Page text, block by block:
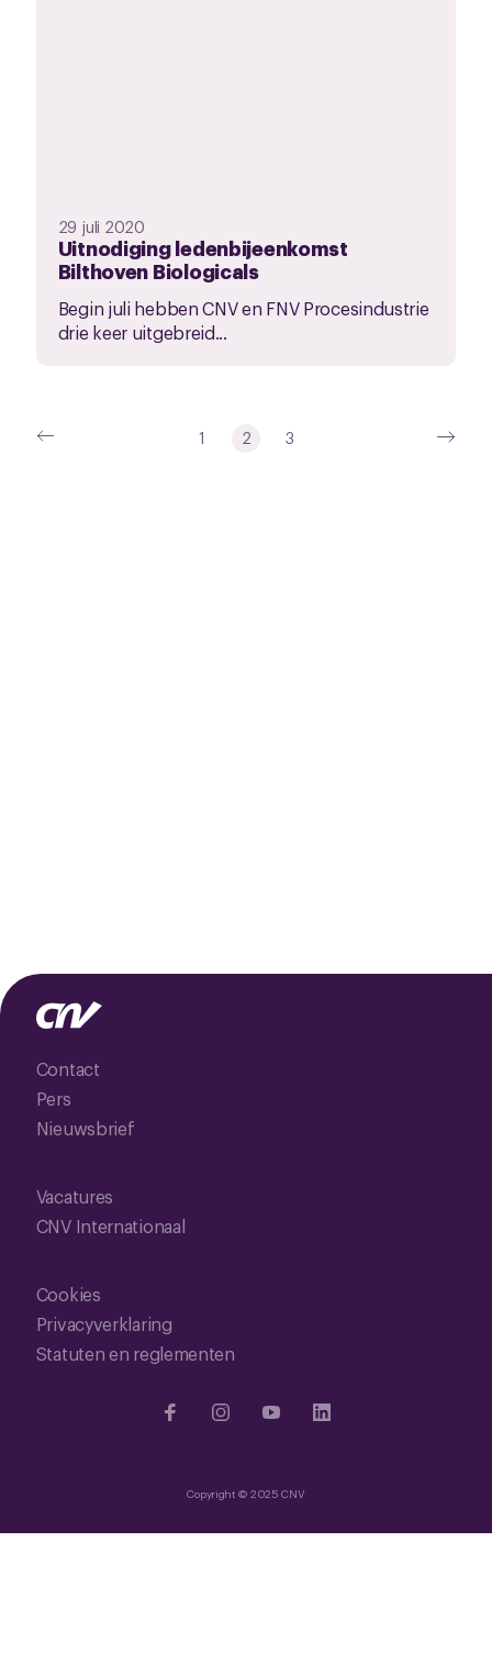
29 juli 2020
Uitnodiging ledenbijeenkomst
Bilthoven Biologicals
Begin juli hebben CNV en FNV Procesindustrie
drie keer uitgebreid...
1 2 3
Contact
Pers
Nieuwsbrief
Vacatures
CNV Internationaal
Cookies
Privacyverklaring
Statuten en reglementen
Copyright © 2025 CNV